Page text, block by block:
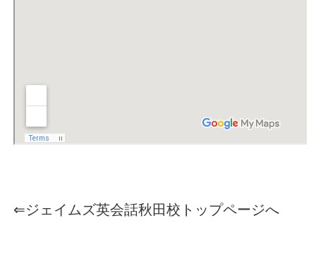
⇐ジェイムズ英会話秋田校トップページへ